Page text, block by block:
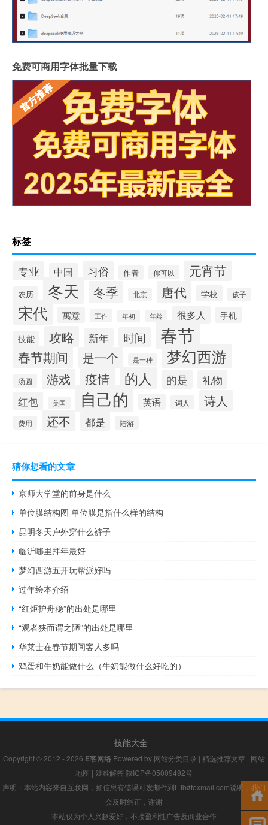
免费可商用字体批量下载
标签
专业 中国 习俗 作者 你可以 元宵节
农历 冬天 冬季 北京 唐代 学校 孩子
宋代 寓意 工作 年初 年龄 很多人 手机
技能 攻略 新年 时间 春节
春节期间 是一个 是一种 梦幻西游
汤圆 游戏 疫情 的人 的是
礼物
红包
美国 自己的 英语 词人 诗人
费用 还不 都是 陆游
猜你想看的文章
京师大学堂的前身是什么
单位膜结构图 单位膜是指什么样的结构
昆明冬天户外穿什么裤子
临沂哪里拜年最好
梦幻西游五开玩帮派好吗
过年绘本介绍
“红炬护舟稳”的出处是哪里
“观者狭而谓之陋”的出处是哪里
华莱士在春节期间客人多吗
鸡蛋和牛奶能做什么（牛奶能做什么好吃的）
技能大全
Copyright © 2012 - 2026 E客网络 Powered by 网站分类目录 | 精选推荐文章 | 网站
地图 | 疑难解答 陕ICP备05009492号
声明：本站内容来自互联网，如信息有错误可发邮件到f_fb#foxmail.com说明，我们
会及时纠正，谢谢
本站仅为个人兴趣爱好，不接盈利性广告及商业合作